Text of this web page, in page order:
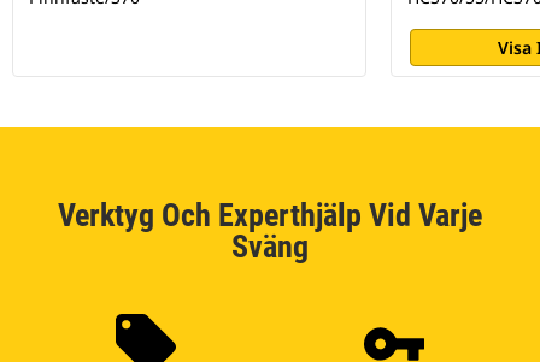
Visa
Verktyg Och Experthjälp Vid Varje
Sväng